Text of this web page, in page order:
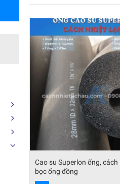
Cao su Superlon ống, cách
bọc ống đồng